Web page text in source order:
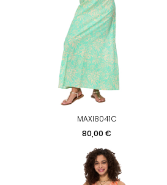
MAXI8041C
Prix
80,00 €